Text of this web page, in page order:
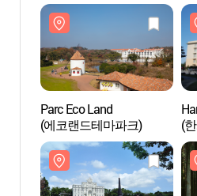
Parc Eco Land
(에코랜드테마파크)
(